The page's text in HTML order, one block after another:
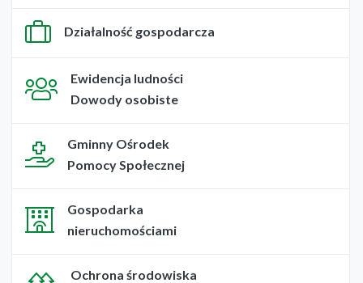
Działalność gospodarcza
Ewidencja ludności
Dowody osobiste
Gminny Ośrodek
Pomocy Społecznej
Gospodarka
nieruchomościami
Ochrona środowiska